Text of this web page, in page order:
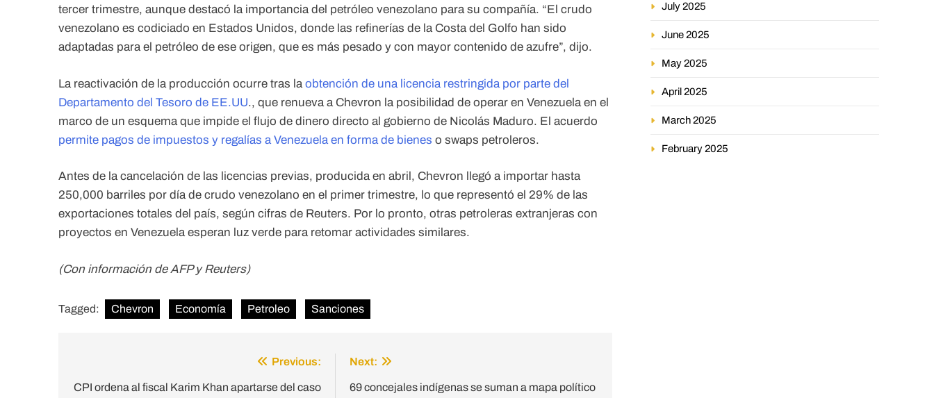
tercer trimestre, aunque destacó la importancia del petróleo venezolano para su compañía. “El crudo
venezolano es codiciado en Estados Unidos, donde las refinerías de la Costa del Golfo han sido
adaptadas para el petróleo de ese origen, que es más pesado y con mayor contenido de azufre”, dijo.
La reactivación de la producción ocurre tras la obtención de una licencia restringida por parte del
Departamento del Tesoro de EE.UU., que renueva a Chevron la posibilidad de operar en Venezuela en el
marco de un esquema que impide el flujo de dinero directo al gobierno de Nicolás Maduro. El acuerdo
permite pagos de impuestos y regalías a Venezuela en forma de bienes o swaps petroleros.
Antes de la cancelación de las licencias previas, producida en abril, Chevron llegó a importar hasta
250,000 barriles por día de crudo venezolano en el primer trimestre, lo que representó el 29% de las
exportaciones totales del país, según cifras de Reuters. Por lo pronto, otras petroleras extranjeras con
proyectos en Venezuela esperan luz verde para retomar actividades similares.
(Con información de AFP y Reuters)
Tagged: Chevron Economía Petroleo Sanciones
navigation
Previous:
CPI ordena al fiscal Karim Khan apartarse del caso
Next:
69 concejales indígenas se suman a mapa político
July 2025
June 2025
May 2025
April 2025
March 2025
February 2025